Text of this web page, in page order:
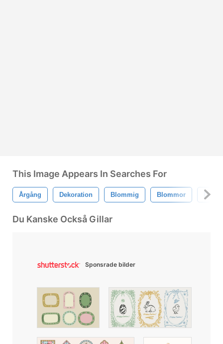
This Image Appears In Searches For
Årgång Dekoration Blommig Blommor
Du Kanske Också Gillar
Sponsrade bilder